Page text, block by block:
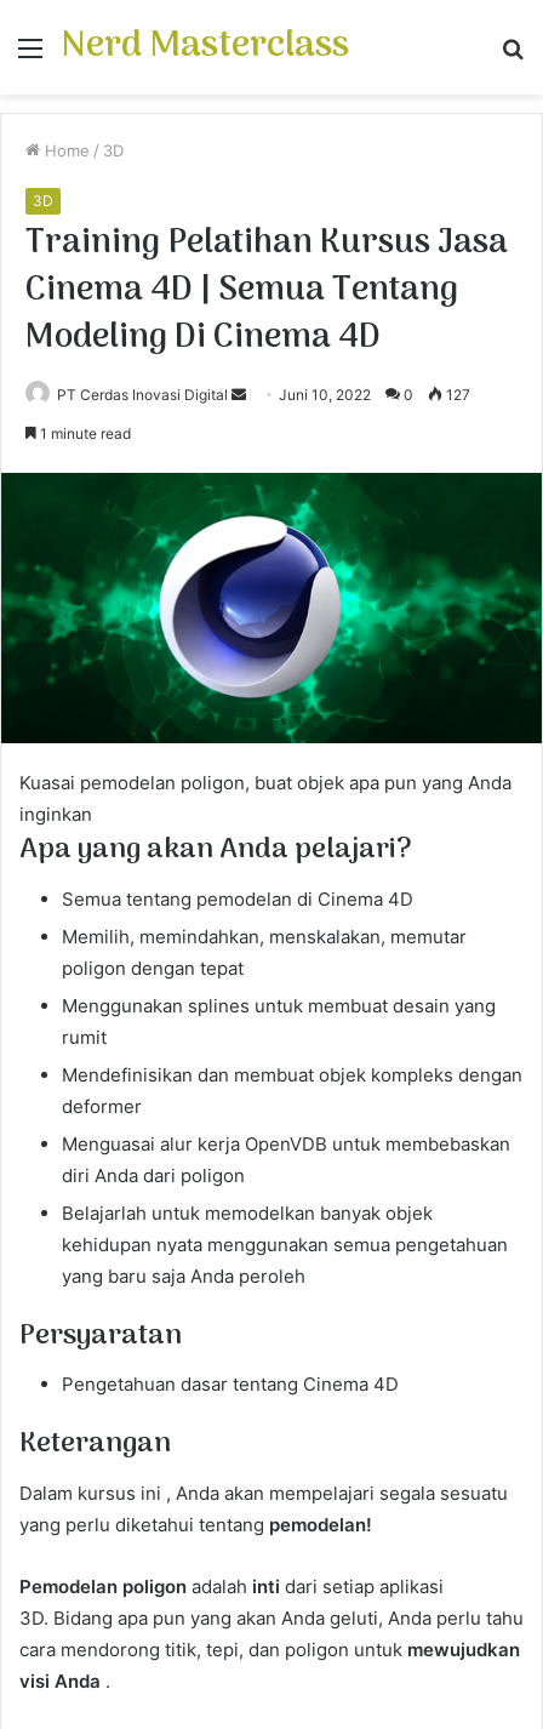
Menu
Nerd Masterclass
Home / 3D
3D
Training Pelatihan Kursus Jasa
Cinema 4D | Semua Tentang
Modeling Di Cinema 4D
PT Cerdas Inovasi Digital
a
e
m
a
i
l
Juni 10, 2022 0 127
1 minute read
Kuasai pemodelan poligon, buat objek apa pun yang Anda
inginkan
Apa yang akan Anda pelajari?
Semua tentang pemodelan di Cinema 4D
Memilih, memindahkan, menskalakan, memutar
poligon dengan tepat
Menggunakan splines untuk membuat desain yang
rumit
Mendefinisikan dan membuat objek kompleks dengan
deformer
Menguasai alur kerja OpenVDB untuk membebaskan
diri Anda dari poligon
Belajarlah untuk memodelkan banyak objek
kehidupan nyata menggunakan semua pengetahuan
yang baru saja Anda peroleh
Persyaratan
Pengetahuan dasar tentang Cinema 4D
Keterangan
Dalam kursus ini , Anda akan mempelajari segala sesuatu
yang perlu diketahui tentang pemodelan!
Pemodelan poligon adalah inti dari setiap aplikasi
3D. Bidang apa pun yang akan Anda geluti, Anda perlu tahu
cara mendorong titik, tepi, dan poligon untuk mewujudkan
visi Anda .